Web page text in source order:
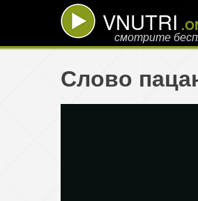
VNUTRI
смотрите
Слово